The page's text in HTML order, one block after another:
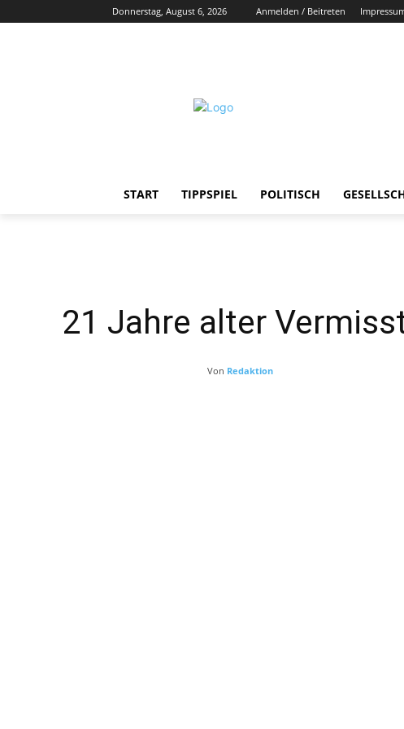
Donnerstag, August 6, 2026 Anmelden / Beitreten
START TIPPSPIEL POLITISCH
21 Jahre alter
Von Redaktion